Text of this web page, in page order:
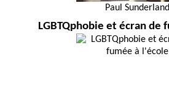
Paul Sunderland
LGBTQphobie et écran de